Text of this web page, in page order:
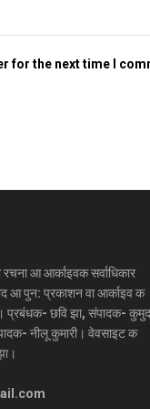
for the next time I
रचना आ आर्काइवक सर्वाधिकार
आ पुन: प्रकाशन वा आर्काइव क
प्रबंधक- छवि झा, संपादक- कुमुद
नीलू कुमारी। वेवसाइट क